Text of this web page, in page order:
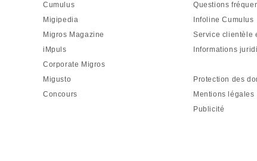
Cumulus
Migipedia
Migros Magazine
iMpuls
Corporate Migros
Migusto
Concours
Questions
Infoline Cumulus
Service clientèle
Informations
Protection des
Mentions légales
Publicité